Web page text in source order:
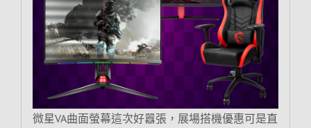
微星VA曲面螢幕這次好囂張，展場搭機優惠可是直